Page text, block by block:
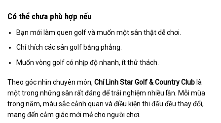
Có thể chưa phù hợp nếu
Bạn mới làm quen golf và muốn một sân thật dễ chơi.
Chỉ thích các sân golf bằng phẳng.
Muốn vòng golf có nhịp độ nhanh, ít thử thách.
Theo góc nhìn chuyên môn, Chí Linh Star Golf & Country Club là
một trong những sân rất đáng để trải nghiệm nhiều lần. Mỗi mùa
trong năm, màu sắc cảnh quan và điều kiện thi đấu đều thay đổi,
mang đến cảm giác mới mẻ cho người chơi.